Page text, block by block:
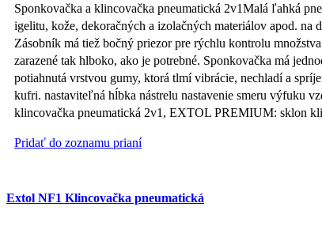
Sponkovačka a klincovačka pneumatická 2v1Malá ľahká
igelitu, kože, dekoračných a izolačných materiálov apod.
Zásobník má tiež bočný priezor pre rýchlu kontrolu
zarazené tak hlboko, ako je potrebné. Sponkovačka má
potiahnutá vrstvou gumy, ktorá tlmí vibrácie, nechladí a
kufri. nastaviteľná hĺbka nástrelu nastavenie smeru výfuku
klincovačka pneumatická 2v1, EXTOL PREMIUM: sklon
Pridať do zoznamu prianí
Extol NF1 Klincovačka pneumatická